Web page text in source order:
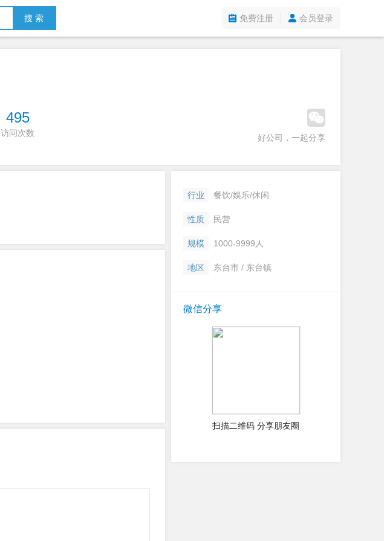
搜 索 免费注册 会员登录
495
访问次数 好公司，一起分享
行业 餐饮/娱乐/休闲
性质 民营
规模 1000-9999人
地区 东台市 / 东台镇
微信分享
扫描二维码 分享朋友圈